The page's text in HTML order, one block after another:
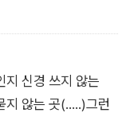
지 신경 쓰지 않는
지 않는 곳(…..)그런